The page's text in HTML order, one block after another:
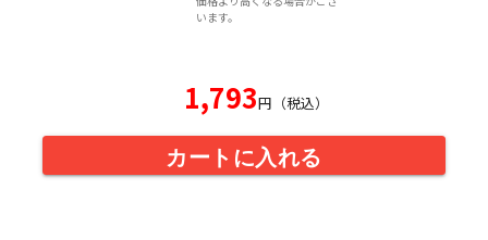
います。
1,793円（税込）
カートに入れる